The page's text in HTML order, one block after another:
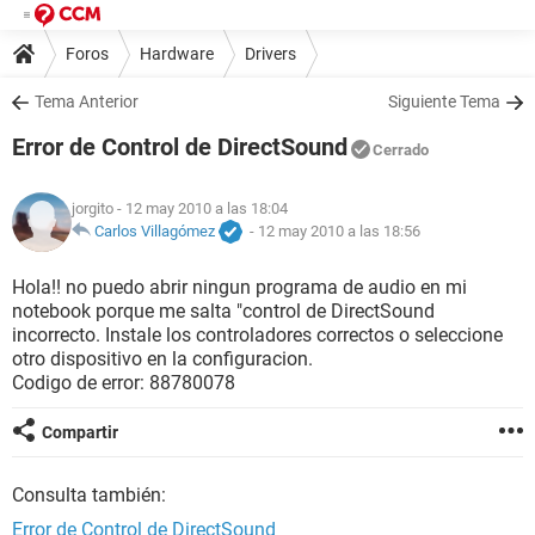
Foros Hardware Drivers
Tema Anterior Siguiente Tema
Error de Control de DirectSound Cerrado
jorgito - 12 may 2010 a las 18:04
Carlos Villagómez
- 12 may 2010 a las 18:56
Hola!! no puedo abrir ningun programa de audio en mi
notebook porque me salta "control de DirectSound
incorrecto. Instale los controladores correctos o seleccione
otro dispositivo en la configuracion.
Codigo de error: 88780078
Compartir
Consulta también:
Error de Control de DirectSound